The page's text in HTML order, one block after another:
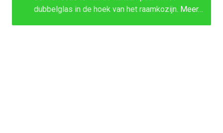
dubbelglas in de hoek van het raamkozijn. Meer…